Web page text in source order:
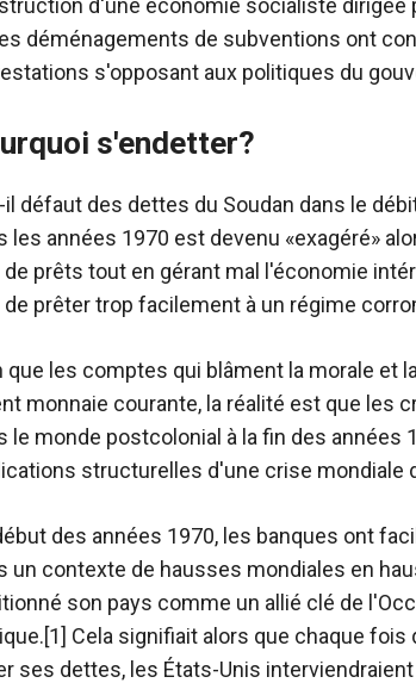
d'une économie socialiste dirigée
déménagements de subventions ont
s'opposant aux politiques du
s'endetter?
il défaut des dettes du Soudan dans le
les années 1970 est devenu «exagéré»
prêts tout en gérant mal l'économie
de prêter trop facilement à un régime
que les comptes qui blâment la morale
monnaie courante, la réalité est que les
le monde postcolonial à la fin des années
structurelles d'une crise mondiale
des années 1970, les banques ont
un contexte de hausses mondiales en
son pays comme un allié clé de
Cela signifiait alors que chaque
ses dettes, les États-Unis